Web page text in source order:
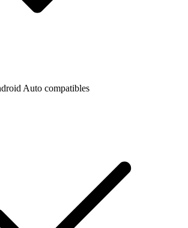
Auto compatibles